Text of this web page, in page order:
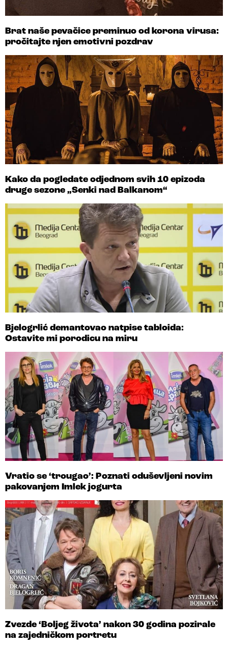
Brat naše pevačice preminuo od korona virusa:
pročitajte njen emotivni pozdrav
Kako da pogledate odjednom svih 10 epizoda
druge sezone „Senki nad Balkanom“
Bjelogrlić demantovao natpise tabloida:
Ostavite mi porodicu na miru
Vratio se ‘trougao’: Poznati oduševljeni novim
pakovanjem Imlek jogurta
Zvezde ‘Boljeg života’ nakon 30 godina pozirale
na zajedničkom portretu